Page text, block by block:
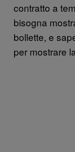
contratto a
bisogna
bollette, e
per mostrare